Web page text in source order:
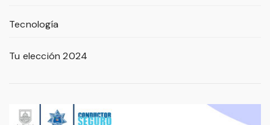
Tecnología
Tu elección 2024